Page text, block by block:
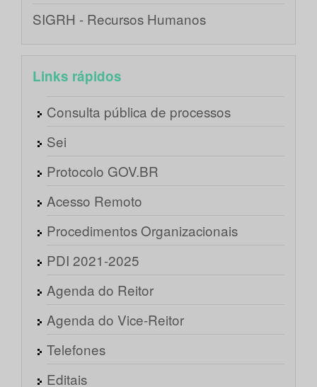
SIGRH - Recursos Humanos
Links rápidos
Consulta pública de processos
Sei
Protocolo GOV.BR
Acesso Remoto
Procedimentos Organizacionais
PDI 2021-2025
Agenda do Reitor
Agenda do Vice-Reitor
Telefones
Editais